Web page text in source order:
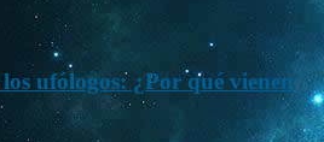
ufólogos: ¿Por qué vienen